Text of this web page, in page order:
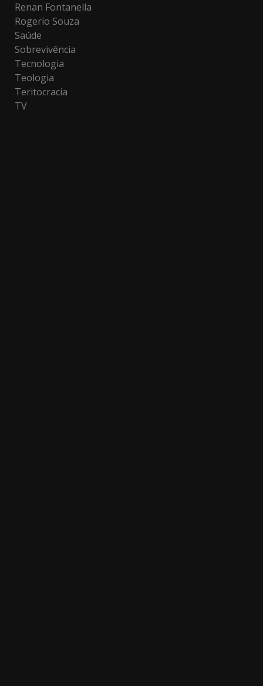
Renan Fontanella
Rogerio Souza
Saúde
Sobrevivência
Tecnologia
Teologia
Teritocracia
TV